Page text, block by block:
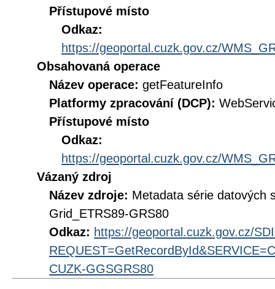
Přístupové místo
Odkaz:
https://geoportal.cuzk.gov.cz/
Obsahovaná operace
Název operace: getFeatureInfo
Platformy zpracování (DCP):
Přístupové místo
Odkaz:
https://geoportal.cuzk.gov.cz/
Vázaný zdroj
Název zdroje: Metadata série datových
Grid_ETRS89-GRS80
Odkaz: https://geoportal.cuzk.gov.cz/
CUZK-GGSGRS80